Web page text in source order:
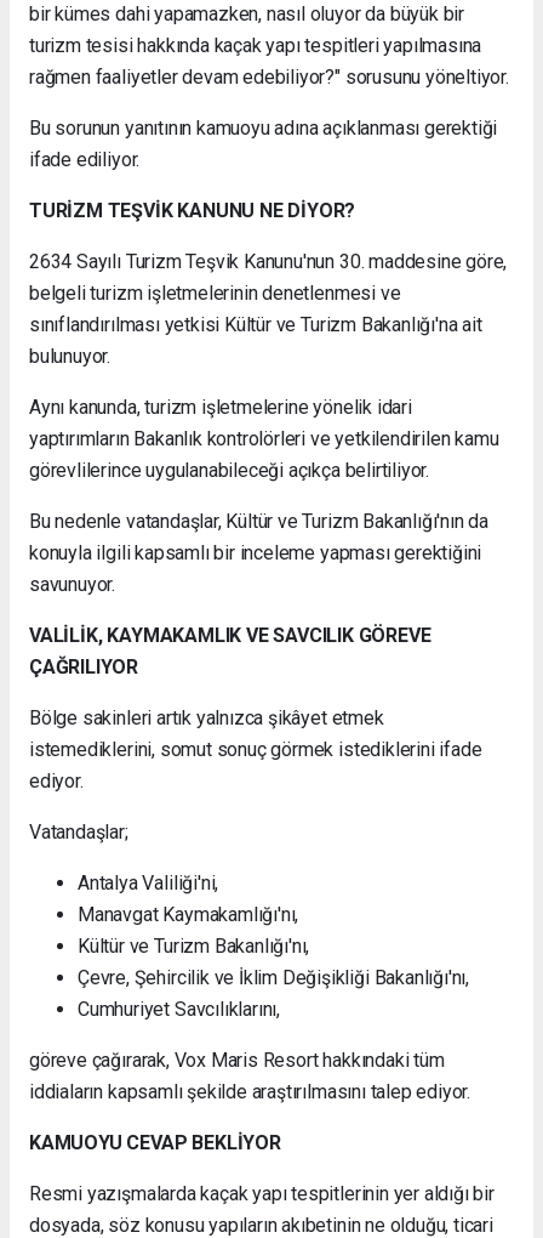
bir kümes dahi yapamazken, nasıl oluyor da büyük bir
turizm tesisi hakkında kaçak yapı tespitleri yapılmasına
rağmen faaliyetler devam edebiliyor?" sorusunu yöneltiyor.
Bu sorunun yanıtının kamuoyu adına açıklanması gerektiği
ifade ediliyor.
TURİZM TEŞVİK KANUNU NE DİYOR?
2634 Sayılı Turizm Teşvik Kanunu'nun 30. maddesine göre,
belgeli turizm işletmelerinin denetlenmesi ve
sınıflandırılması yetkisi Kültür ve Turizm Bakanlığı'na ait
bulunuyor.
Aynı kanunda, turizm işletmelerine yönelik idari
yaptırımların Bakanlık kontrolörleri ve yetkilendirilen kamu
görevlilerince uygulanabileceği açıkça belirtiliyor.
Bu nedenle vatandaşlar, Kültür ve Turizm Bakanlığı'nın da
konuyla ilgili kapsamlı bir inceleme yapması gerektiğini
savunuyor.
VALİLİK, KAYMAKAMLIK VE SAVCILIK GÖREVE
ÇAĞRILIYOR
Bölge sakinleri artık yalnızca şikâyet etmek
istemediklerini, somut sonuç görmek istediklerini ifade
ediyor.
Vatandaşlar;
Antalya Valiliği'ni,
Manavgat Kaymakamlığı'nı,
Kültür ve Turizm Bakanlığı'nı,
Çevre, Şehircilik ve İklim Değişikliği Bakanlığı'nı,
Cumhuriyet Savcılıklarını,
göreve çağırarak, Vox Maris Resort hakkındaki tüm
iddiaların kapsamlı şekilde araştırılmasını talep ediyor.
KAMUOYU CEVAP BEKLİYOR
Resmi yazışmalarda kaçak yapı tespitlerinin yer aldığı bir
dosyada, söz konusu yapıların akıbetinin ne olduğu, ticari